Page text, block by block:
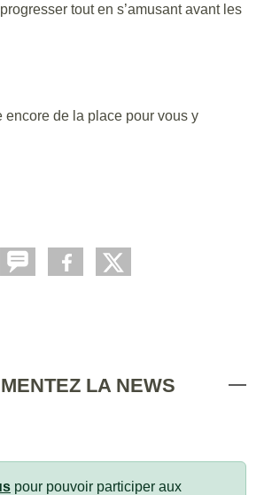
tout en s’amusant avant les
de la place pour vous y
LA NEWS
pour pouvoir participer aux